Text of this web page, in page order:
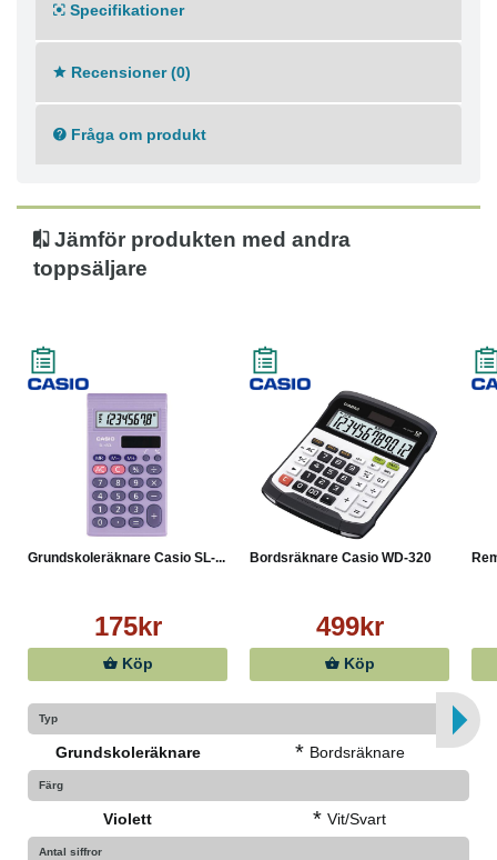
Specifikationer
Recensioner (0)
Fråga om produkt
Jämför produkten med andra
toppsäljare
Grundskoleräknare Casio SL-...
175kr
Köp
Bordsräknare Casio WD-320
499kr
Köp
Typ
Grundskoleräknare * Bordsräknare
Färg
Violett * Vit/Svart
Antal siffror